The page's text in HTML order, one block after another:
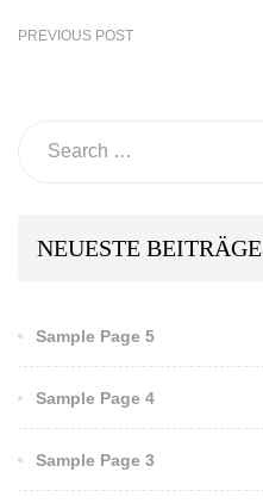
PREVIOUS POST
NEUESTE BEITRÄGE
Sample Page 5
Sample Page 4
Sample Page 3